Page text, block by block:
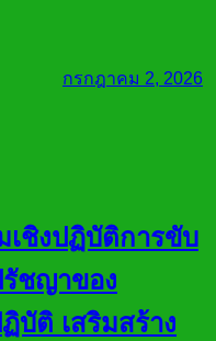
กรกฎาคม 2, 2026
ชิงปฏิบัติการขับ
ชญาของ
บัติ เสริมสร้าง